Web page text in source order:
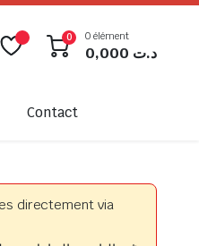
0 0 élément
د.ت
Contact
directement via